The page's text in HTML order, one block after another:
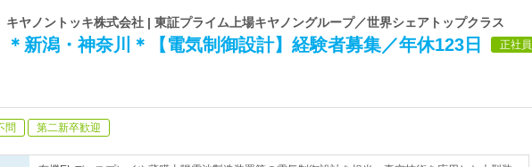
キヤノントッキ株式会社 | 東証プライム上場キヤノングループ／世界シェアトップクラス
＊新潟・神奈川＊【電気制御設計】経験者募集／年休123日 正社員
問 第二新卒歓迎